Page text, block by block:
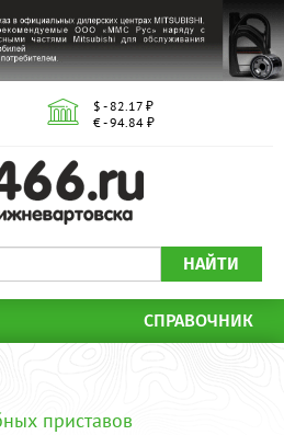
$ - 82.17 ₽
€ - 94.84 ₽
НАЙТИ
СПРАВОЧНИК
приставов